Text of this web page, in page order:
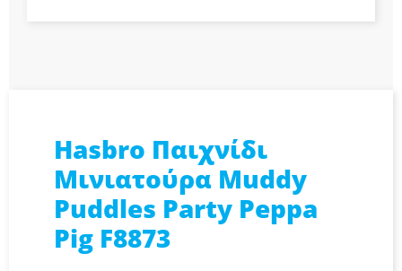
Hasbro Παιχνίδι
Μινιατούρα Muddy
Puddles Party Peppa
Pig F8873